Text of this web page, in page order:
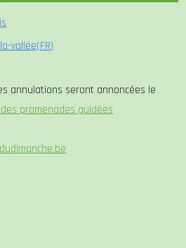
vallée(FR)
annulations seront annoncées le
promenades guidées